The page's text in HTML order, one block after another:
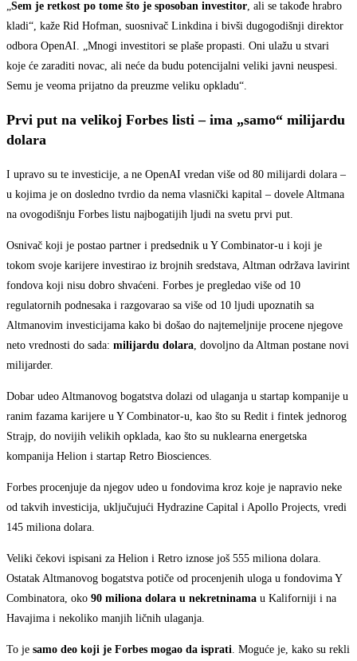
„Sem je retkost po tome što je sposoban investitor, ali se takođe hrabro
kladi“, kaže Rid Hofman, suosnivač Linkdina i bivši dugogodišnji direktor
odbora OpenAI. „Mnogi investitori se plaše propasti. Oni ulažu u stvari
koje će zaraditi novac, ali neće da budu potencijalni veliki javni neuspesi.
Semu je veoma prijatno da preuzme veliku opkladu“.
Prvi put na velikoj Forbes listi – ima „samo“ milijardu
dolara
I upravo su te investicije, a ne OpenAI vredan više od 80 milijardi dolara –
u kojima je on dosledno tvrdio da nema vlasnički kapital – dovele Altmana
na ovogodišnju Forbes listu najbogatijih ljudi na svetu prvi put.
Osnivač koji je postao partner i predsednik u Y Combinator-u i koji je
tokom svoje karijere investirao iz brojnih sredstava, Altman održava lavirint
fondova koji nisu dobro shvaćeni. Forbes je pregledao više od 10
regulatornih podnesaka i razgovarao sa više od 10 ljudi upoznatih sa
Altmanovim investicijama kako bi došao do najtemeljnije procene njegove
neto vrednosti do sada: milijardu dolara, dovoljno da Altman postane novi
milijarder.
Dobar udeo Altmanovog bogatstva dolazi od ulaganja u startap kompanije u
ranim fazama karijere u Y Combinator-u, kao što su Redit i fintek jednorog
Strajp, do novijih velikih opklada, kao što su nuklearna energetska
kompanija Helion i startap Retro Biosciences.
Forbes procenjuje da njegov udeo u fondovima kroz koje je napravio neke
od takvih investicija, uključujući Hydrazine Capital i Apollo Projects, vredi
145 miliona dolara.
Veliki čekovi ispisani za Helion i Retro iznose još 555 miliona dolara.
Ostatak Altmanovog bogatstva potiče od procenjenih uloga u fondovima Y
Combinatora, oko 90 miliona dolara u nekretninama u Kaliforniji i na
Havajima i nekoliko manjih ličnih ulaganja.
To je samo deo koji je Forbes mogao da isprati. Moguće je, kako su rekli